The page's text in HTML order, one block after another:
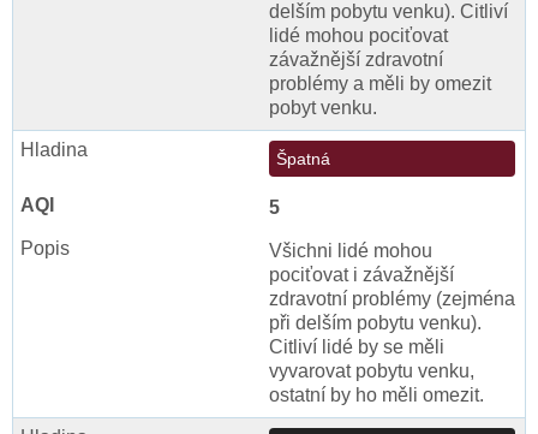
delším pobytu venku). Citliví
lidé mohou pociťovat
závažnější zdravotní
problémy a měli by omezit
pobyt venku.
Špatná
5
Všichni lidé mohou
pociťovat i závažnější
zdravotní problémy (zejména
při delším pobytu venku).
Citliví lidé by se měli
vyvarovat pobytu venku,
ostatní by ho měli omezit.